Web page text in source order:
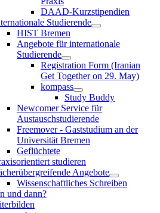
DAAD-Kurzstipendien
Studierende
HIST Bremen
Angebote für internationale
Studierende
Registration Form (Iranian
Get Together on 29. May)
kompass
Study Buddy
Newcomer Service für
Austauschstudierende
Freemover - Gaststudium an der
Universität Bremen
Geflüchtete
studieren
Angebote
Wissenschaftliches Schreiben
und dann?